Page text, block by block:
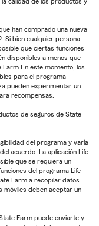
han comprado una nueva
Si bien cualquier persona
que ciertas funciones
disponibles a menos que
Farm.En este momento, los
para el programa
pueden experimentar un
recompensas.
de seguros de State
del programa y varía
acuerdo. La aplicación Life
que se requiera un
del programa Life
Farm a recopilar datos
móviles deben aceptar un
Farm puede enviarte y